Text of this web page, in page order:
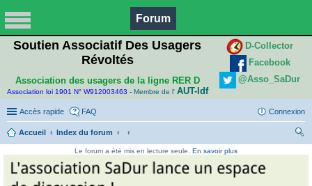
Forum
Soutien Associatif Des Usagers
Révoltés
Association des usagers de la ligne RER D
Association loi 1901 N° W912003463 - Membre de l' AUT-Idf
D-Collector
Facebook
@Asso_SaDur
Accès rapide FAQ Connexion
Accueil
Index du forum
Le forum a été mis en lecture seule. En savoir plus